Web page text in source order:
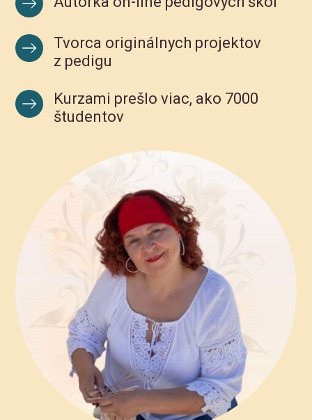
Tvorca originálnych projektov
z pedigu
Kurzami prešlo viac, ako 7000
študentov